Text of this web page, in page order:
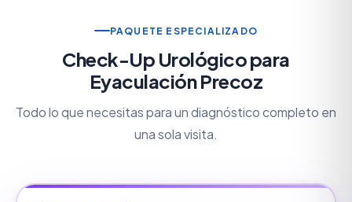
PAQUETE ESPECIALIZADO
Check-Up Urológico para
Eyaculación Precoz
Todo lo que necesitas para un diagnóstico completo en
una sola visita.